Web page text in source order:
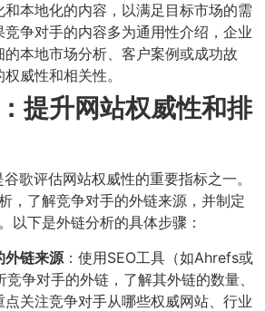
本地化的内容，以满足目标市场的需
争对手的内容多为通用性介绍，企业
本地市场分析、客户案例或成功故
威性和相关性。
提升网站权威性和排
歌评估网站权威性的重要指标之一。
，了解竞争对手的外链来源，并制定
以下是外链分析的具体步骤：
外链来源 ：使用SEO工具（如Ahrefs或
争对手的外链，了解其外链的数量、
点关注竞争对手从哪些权威网站、行业